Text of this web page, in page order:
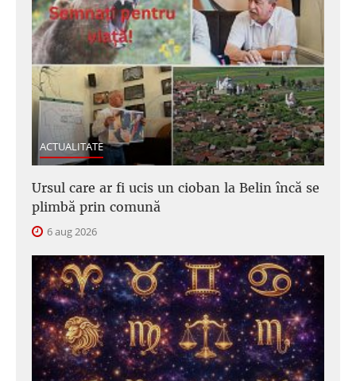
ACTUALITATE
Ursul care ar fi ucis un cioban la Belin încă se
plimbă prin comună
6 aug 2026